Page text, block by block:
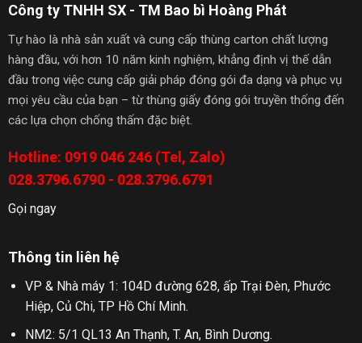
Công ty TNHH SX - TM Bao bì Hoàng Phát
Tự hào là nhà sản xuất và cung cấp thùng carton chất lượng
hàng đầu, với hơn 10 năm kinh nghiệm, khẳng định vị thế dẫn
đầu trong việc cung cấp giải pháp đóng gói đa dạng và phục vụ
mọi yêu cầu của bạn – từ thùng giấy đóng gói truyền thống đến
các lựa chọn chống thấm đặc biệt.
Hotline: 0919 046 246 (Tel, Zalo)
028.3796.6790 - 028.3796.6791
Gọi ngay
Thông tin liên hệ
VP & Nhà máy 1: 104D đường 628, ấp Trại Đèn, Phước
Hiệp, Củ Chi, TP Hồ Chí Minh.
NM2: 5/1 QL13 An Thạnh, T. An, Bình Dương.